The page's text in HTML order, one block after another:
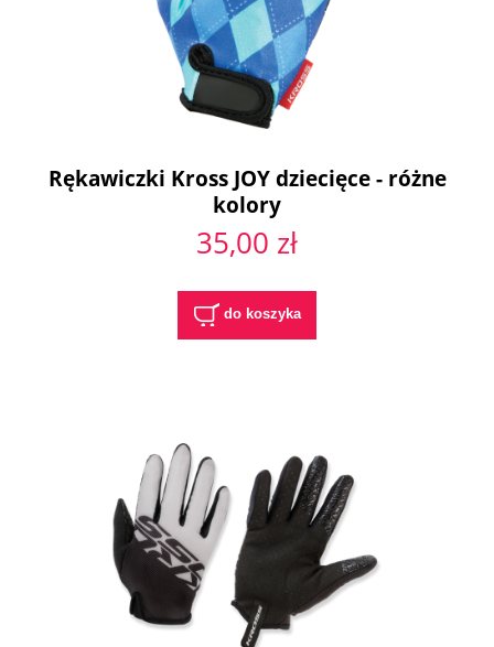
Rękawiczki Kross JOY dziecięce - różne
kolory
35,00 zł
do koszyka